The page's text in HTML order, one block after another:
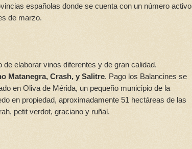
españolas donde se cuenta con un número activo
de marzo.
elaborar vinos diferentes y de gran calidad.
Matanegra, Crash, y Salitre. Pago los Balancines se
en Oliva de Mérida, un pequeño municipio de la
en propiedad, aproximadamente 51 hectáreas de las
petit verdot, graciano y ruñal.